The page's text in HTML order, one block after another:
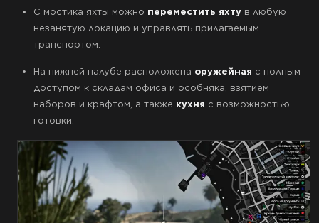
С мостика яхты можно переместить яхтув любую
незанятую локацию и управлять прилагаемым
транспортом.
На нижней палубе расположена оружейная с полным
доступом к складам офиса и особняка, взятием
наборов и крафтом, а также кухня с возможностью
готовки.